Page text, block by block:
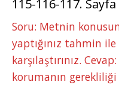
115-116-117. Sayfa
Soru: Metnin
yaptığınız tahmin
karşılaştırınız.
korumanın gerekliliği